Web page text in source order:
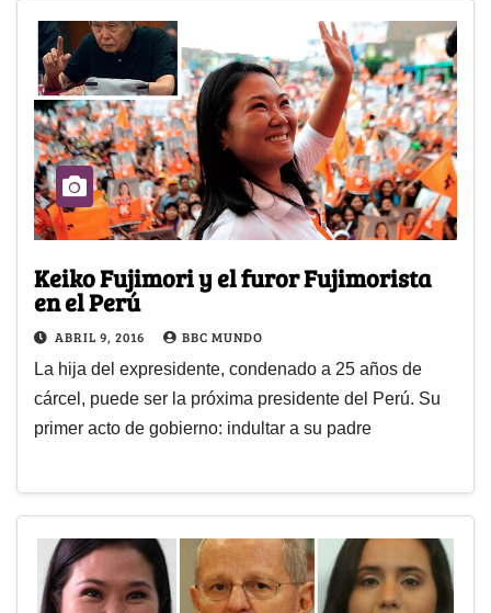
Keiko Fujimori y el furor Fujimorista
en el Perú
ABRIL 9, 2016 BBC MUNDO
La hija del expresidente, condenado a 25 años de
cárcel, puede ser la próxima presidente del Perú. Su
primer acto de gobierno: indultar a su padre